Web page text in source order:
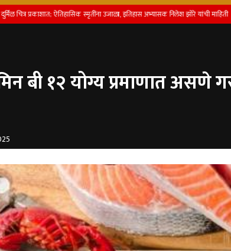
ऐतिहासिक स्मृतींना उजाळा, इतिहास अभ्यासक निलेश झोरे यांची माहिती माण
बी १२ योग्य प्रमाणात असणे